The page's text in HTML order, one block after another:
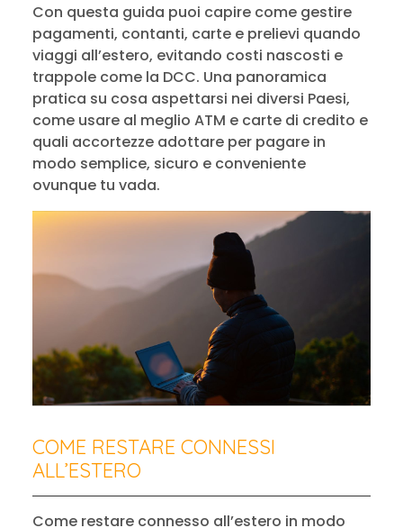
Con questa guida puoi capire come gestire
pagamenti, contanti, carte e prelievi quando
viaggi all’estero, evitando costi nascosti e
trappole come la DCC. Una panoramica
pratica su cosa aspettarsi nei diversi Paesi,
come usare al meglio ATM e carte di credito e
quali accortezze adottare per pagare in
modo semplice, sicuro e conveniente
ovunque tu vada.
COME RESTARE CONNESSI
ALL’ESTERO
Come restare connesso all’estero in modo